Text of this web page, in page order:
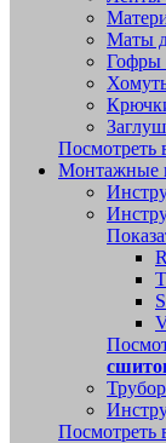
Маты
Гофры
Посмотреть
Монтажные
Посмотреть